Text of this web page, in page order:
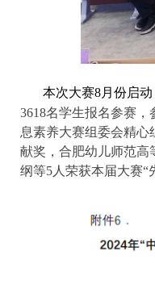
本次大赛8月份启
3618名学生报名参赛
息素养大赛组委会精
献奖，合肥幼儿师范高
纲等5人荣获本届大赛“